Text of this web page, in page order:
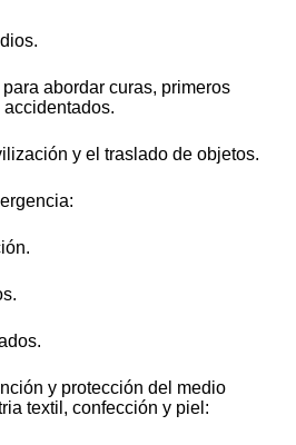
abordar curas, primeros
y el traslado de objetos.
y protección del medio
textil, confección y piel: